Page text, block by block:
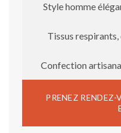
Style homme
Tissus
Confection
PRENEZ